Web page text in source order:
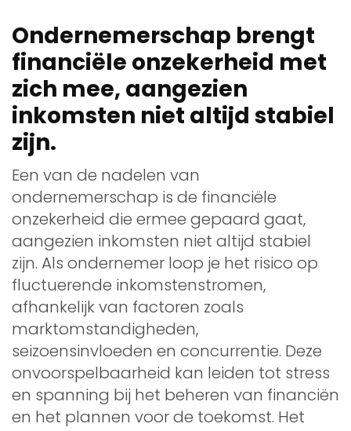
Ondernemerschap brengt
financiële onzekerheid met
zich mee, aangezien
inkomsten niet altijd stabiel
zijn.
Een van de nadelen van
ondernemerschap is de financiële
onzekerheid die ermee gepaard gaat,
aangezien inkomsten niet altijd stabiel
zijn. Als ondernemer loop je het risico op
fluctuerende inkomstenstromen,
afhankelijk van factoren zoals
marktomstandigheden,
seizoensinvloeden en concurrentie. Deze
onvoorspelbaarheid kan leiden tot stress
en spanning bij het beheren van financiën
en het plannen voor de toekomst. Het